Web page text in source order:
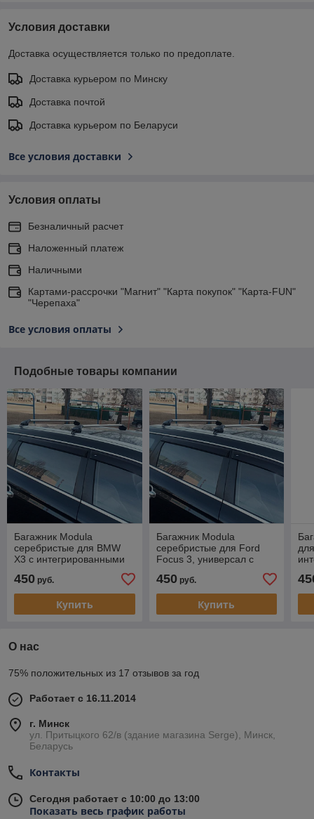
Условия доставки
Доставка осуществляется только по предоплате.
Доставка курьером по Минску
Доставка почтой
Доставка курьером по Беларуси
Все условия доставки
Условия оплаты
Безналичный расчет
Наложенный платеж
Наличными
Картами-рассрочки "Магнит" "Карта покупок" "Карта-FUN"
"Черепаха"
Все условия оплаты
Подобные товары компании
Багажник Modula
серебристые для BMW
X3 с интегрированными
450 руб.
Купить
Багажник Modula
серебристые для Ford
Focus 3, универсал с
рейлингами
450руб.
Купить
О нас
75% положительных из 17 отзывов за год
Работает с 16.11.2014
г. Минск
ул. Притыцкого 62/в (здание магазина Serge), Минск,
Беларусь
Контакты
Сегодня работает с 10:00 до 13:00
Показать весь график работы